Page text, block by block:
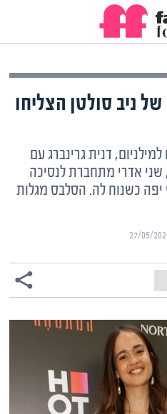
ניב סולטן הצליחו
דנית גרינברג עם
אדרי מתחברת לנסיכה
כשנוח לה. הסלבס מגלות